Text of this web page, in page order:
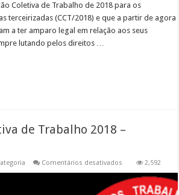
Coletiva de Trabalho de 2018 para os
terceirizadas (CCT/2018) e que a partir de agora
a ter amparo legal em relação aos seus
lutando pelos direitos …
de Trabalho 2018 –
Comentários desativados
Coletiva
Trabalho
2,592